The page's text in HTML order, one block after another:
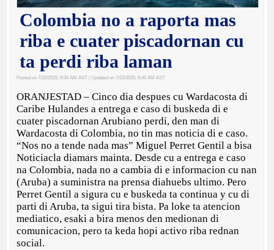
Colombia no a raporta mas
riba e cuater piscadornan cu
ta perdi riba laman
Posted on 7/22/2025, 9:34 AM AST | Updated on 7/22/2025, 9:46 AM AST
ORANJESTAD – Cinco dia despues cu Wardacosta di
Caribe Hulandes a entrega e caso di buskeda di e
cuater piscadornan Arubiano perdi, den man di
Wardacosta di Colombia, no tin mas noticia di e caso.
“Nos no a tende nada mas” Miguel Perret Gentil a bisa
Noticiacla diamars mainta. Desde cu a entrega e caso
na Colombia, nada no a cambia di e informacion cu nan
(Aruba) a suministra na prensa diahuebs ultimo. Pero
Perret Gentil a sigura cu e buskeda ta continua y cu di
parti di Aruba, ta sigui tira bista. Pa loke ta atencion
mediatico, esaki a bira menos den medionan di
comunicacion, pero ta keda hopi activo riba rednan
social.